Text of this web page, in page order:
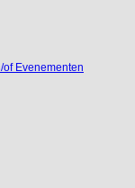
Evenementen